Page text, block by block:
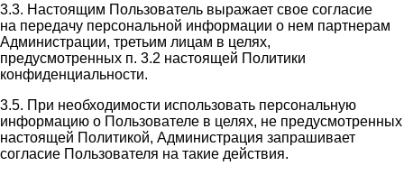
3.3. Настоящим Пользователь выражает свое согласие
на передачу персональной информации о нем партнерам
Администрации, третьим лицам в целях,
предусмотренных п. 3.2 настоящей Политики
конфиденциальности.
3.5. При необходимости использовать персональную
информацию о Пользователе в целях, не предусмотренных
настоящей Политикой, Администрация запрашивает
согласие Пользователя на такие действия.